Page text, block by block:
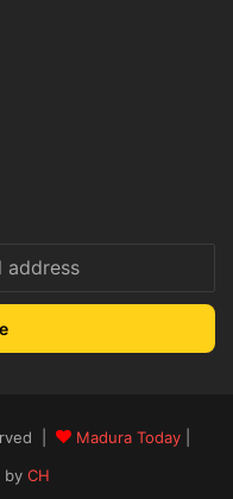
| Madura Today
by CH